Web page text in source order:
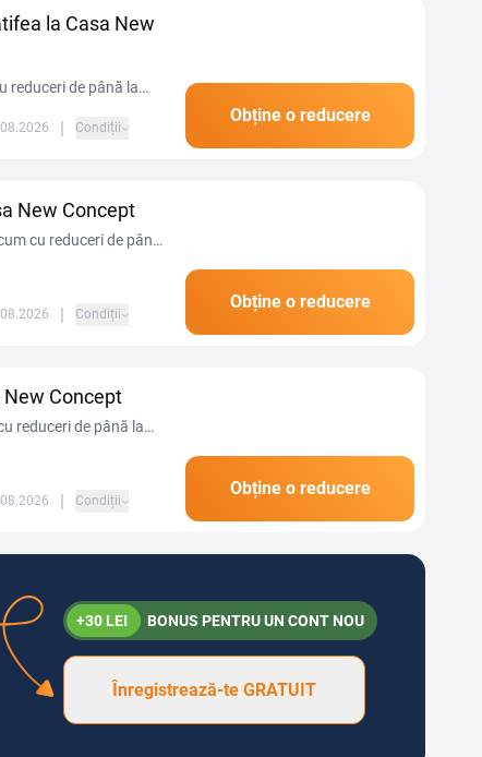
la Casa New
reduceri de până la
| Condiții
Obține o reducere
New Concept
cu reduceri de până
| Condiții
Obține o reducere
New Concept
reduceri de până la
| Condiții
Obține o reducere
+30 LEI BONUS PENTRU UN CONT NOU
Înregistrează-te GRATUIT